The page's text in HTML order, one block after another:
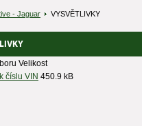
- Jaguar VYSVĚTLIVKY
Velikost
číslu VIN 450.9 kB